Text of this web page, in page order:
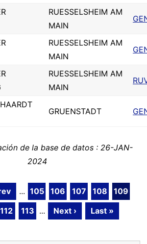
RUESSELSHEIM AM
MAIN
RUESSELSHEIM AM
MAIN
RUESSELSHEIM AM
MAIN
GRUENSTADT
de la base de datos : 26-JAN-
2024
... 105 106 107 108
109
112 113 ... Next › Last »